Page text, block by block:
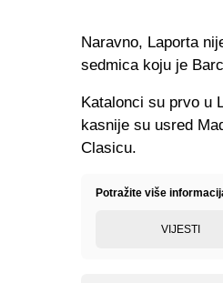
Naravno, Laporta
sedmica koju je
Katalonci su prvo u
kasnije su usred
Clasicu.
Potražite više
VIJESTI